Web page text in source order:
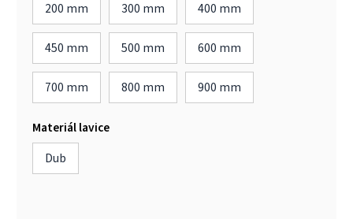
200 mm
300 mm 400 mm
450 mm 500 mm 600 mm
700 mm 800 mm 900 mm
Materiál lavice
Dub